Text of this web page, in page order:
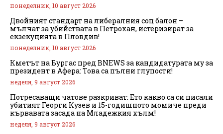
понеделник, 10 август 2026
Двойният стандарт на либералния соц балон –
мълчат за убийствата в Петрохан, истеризират за
екзекуцията в Пловдив!
понеделник, 10 август 2026
Кметът на Бургас пред BNEWS за кандидатурата му за
президент в Афера: Това са пълни глупости!
неделя, 9 август 2026
Потресаващи чатове разкриват: Ето какво са си писали
убитият Георги Кузев и 15-годишното момиче преди
кървавата засада на Младежкия хълм!
неделя, 9 август 2026